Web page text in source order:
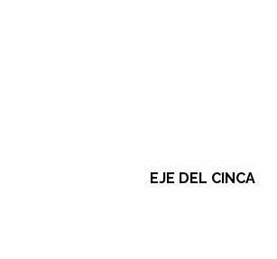
EJE DEL CINCA